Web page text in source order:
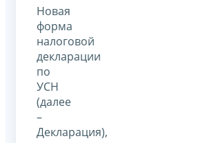
Новая
форма
налоговой
декларации
по
УСН
(далее
–
Декларация),